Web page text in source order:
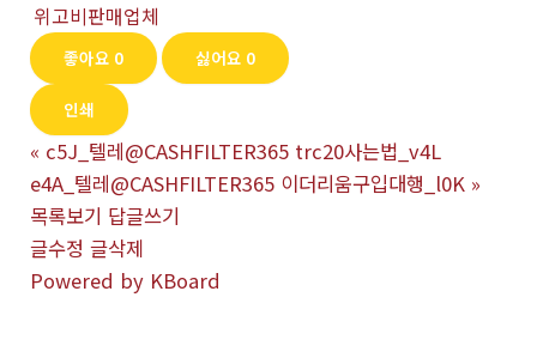
위고비판매업체
좋아요 0 싫어요 0
인쇄
« c5J_텔레@CASHFILTER365 trc20사는법_v4L
e4A_텔레@CASHFILTER365 이더리움구입대행_l0K »
목록보기 답글쓰기
글수정 글삭제
Powered by KBoard